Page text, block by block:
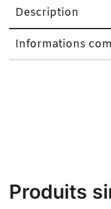
Description
Informations
Produits